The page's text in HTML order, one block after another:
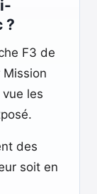
?
F3 de
Mission
les
des
soit en